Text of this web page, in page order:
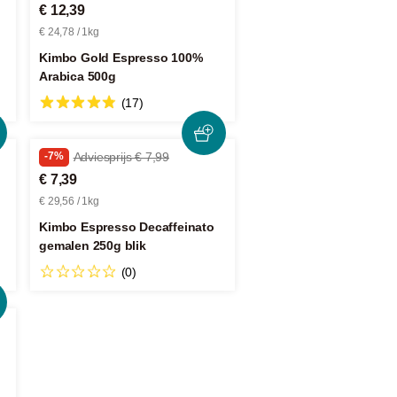
€ 12,39
€ 24,78 / 1kg
Kimbo Gold Espresso 100%
Arabica 500g
(17)
-7% Adviesprijs € 7,99
€ 7,39
€ 29,56 / 1kg
Kimbo Espresso Decaffeinato
gemalen 250g blik
(0)